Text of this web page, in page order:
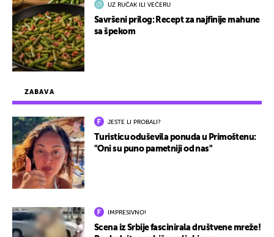
ZABAVA
JESTE LI PROBALI?
Turisticu oduševila ponuda u Primoštenu:
"Oni su puno pametniji od nas"
IMPRESIVNO!
Scena iz Srbije fascinirala društvene mreže!
UZ RUČAK ILI VEČERU
Savršeni prilog: Recept za najfinije mahune
sa špekom